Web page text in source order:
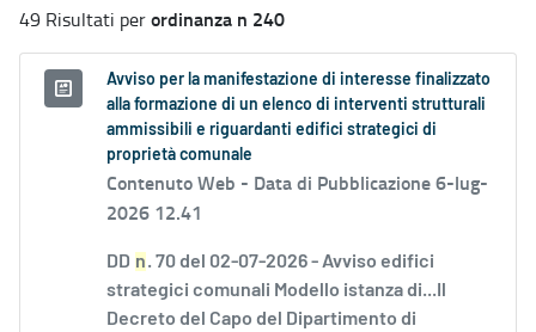
49 Risultati perordinanza n 240
Avviso per la manifestazione di interesse finalizzato
alla formazione di un elenco di interventi strutturali
ammissibili e riguardanti edifici strategici di
proprietà comunale
Contenuto Web - Data di Pubblicazione 6-lug-
2026 12.41
DD n. 70 del 02-07-2026 - Avviso edifici
strategici comunali Modello istanza di...Il
Decreto del Capo del Dipartimento di